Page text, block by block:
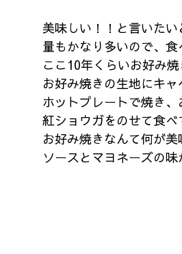
美味しい！！と言いたい
量もかなり多いので、食
ここ10年くらいお好み
お好み焼きの生地にキ
ホットプレートで焼き、
紅ショウガをのせて食べ
お好み焼きなんて何が美
ソースとマヨネーズの